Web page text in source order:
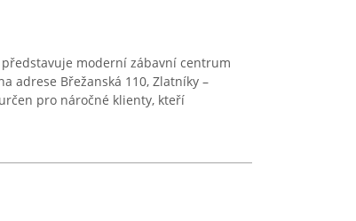
moderní zábavní centrum
adrese Břežanská 110, Zlatníky –
pro náročné klienty, kteří